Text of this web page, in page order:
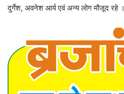
दुर्गेश, अवनेश आर्य एवं अन्य लोग मौजूद रहे ।